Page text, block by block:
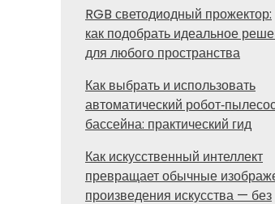
RGB светодиодный прожектор:
как подобрать идеальное
для любого пространства
Как выбрать и использовать
автоматический
бассейна: практический гид
Как искусственный интеллект
превращает обычные
произведения искусства — без